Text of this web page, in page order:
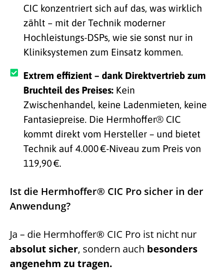
CIC konzentriert sich auf das, was wirklich
zählt – mit der Technik moderner
Hochleistungs-DSPs, wie sie sonst nur in
Kliniksystemen zum Einsatz kommen.
Extrem effizient – dank Direktvertrieb zum
Bruchteil des Preises:Kein
Zwischenhandel, keine Ladenmieten, keine
Fantasiepreise. Die Hermhoffer® CIC
kommt direkt vom Hersteller – und bietet
Technik auf 4.000 €-Niveau zum Preis von
119,90 €.
Ist die Hermhoffer® CIC Pro sicher in der
Anwendung?
Ja – die Hermhoffer® CIC Pro ist nicht nur
absolut sicher, sondern auch besonders
angenehm zu tragen.